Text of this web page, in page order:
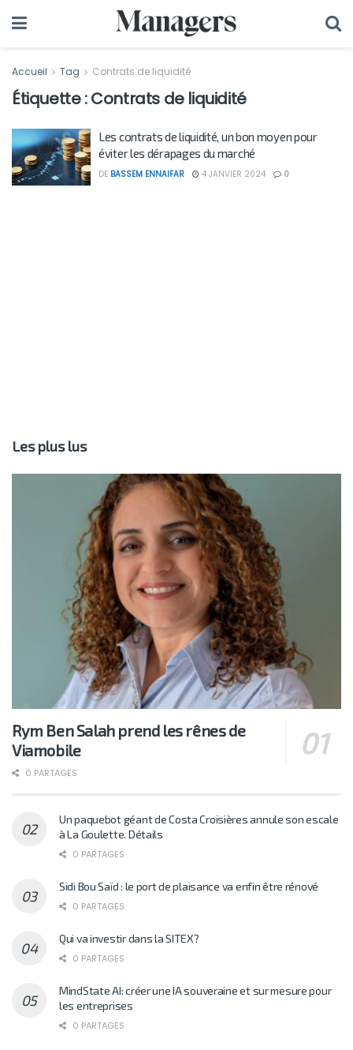
Accueil Tag Contrats de liquidité
Étiquette :Contrats de liquidité
Les contrats de liquidité, un bon moyen pour
éviter les dérapages du marché
DE BASSEM ENNAIFAR 4 JANVIER 2024 0
Les plus lus
Rym Ben Salah prend les rênes de
Viamobile
0 PARTAGES
Un paquebot géant de Costa Croisières annule son escale
à La Goulette. Détails
0 PARTAGES
Sidi Bou Saïd : le port de plaisance va enfin être rénové
0 PARTAGES
Qui va investir dans la SITEX?
0 PARTAGES
MindState AI: créer une IA souveraine et sur mesure pour
les entreprises
0 PARTAGES